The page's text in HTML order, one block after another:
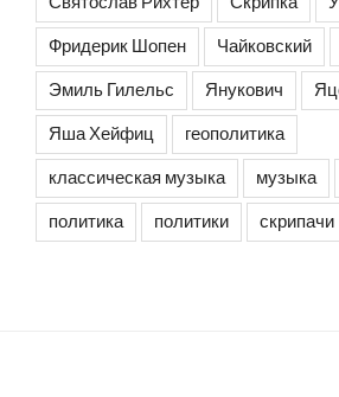
Фридерик Шопен Чайковский
Эмиль Гилельс Янукович
Яша Хейфиц геополитика
классическая музыка музыка
политика политики скрипачи